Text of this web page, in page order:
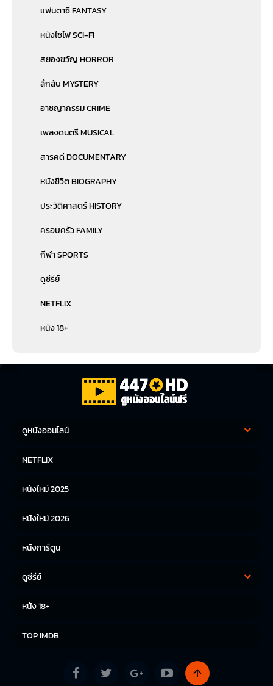
แฟนตาซี FANTASY
หนังไซไฟ SCI-FI
สยองขวัญ HORROR
ลึกลับ MYSTERY
อาชญากรรม CRIME
เพลงดนตรี MUSICAL
สารคดี DOCUMENTARY
หนังชีวิต BIOGRAPHY
ประวัติศาสตร์ HISTORY
ครอบครัว FAMILY
กีฬา SPORTS
ดูซีรีย์
NETFLIX
หนัง 18+
ดูหนังออนไลน์
หนังญี่ปุ่น
NETFLIX
หนังใหม่ 2025
หนังใหม่ 2026
หนังการ์ตูน
ดูซีรีย์
หนัง 18+
TOP IMDB